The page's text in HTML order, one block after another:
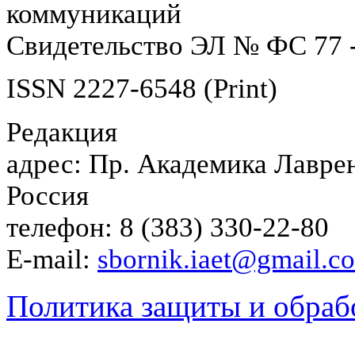
коммуникаций
Свидетельство ЭЛ № ФС 77
ISSN 2227-6548 (Print)
Редакция
адрес: Пр. Академика
Россия
телефон: 8 (383) 330-22-80
E-mail:
Политика защиты и